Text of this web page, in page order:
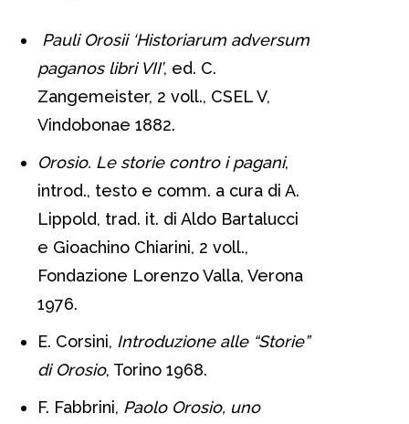
Pauli Orosii ‘Historiarum adversum
paganos libri VII’, ed. C.
Zangemeister, 2 voll., CSEL V,
Vindobonae 1882.
Orosio. Le storie contro i pagani,
introd., testo e comm. a cura di A.
Lippold, trad. it. di Aldo Bartalucci
e Gioachino Chiarini, 2 voll.,
Fondazione Lorenzo Valla, Verona
1976.
E. Corsini, Introduzione alle “Storie”
di Orosio, Torino 1968.
F. Fabbrini, Paolo Orosio, uno